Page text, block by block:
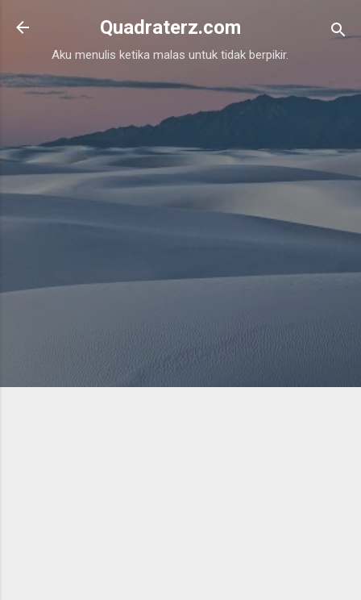
Skip to main content
Quadraterz.com
Aku menulis ketika malas untuk tidak berpikir.